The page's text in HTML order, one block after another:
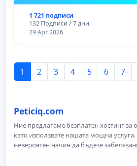
1 721 подписи
132 Подписи / 7 дни
29 Apr 2026
1 2 3 4 5 6 7
Peticiq.com
Ние предлагаме безплатен хостинг
като използвате нашата мощна
невероятен начин да бъдете